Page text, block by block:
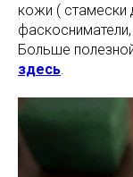
кожи ( стамески
Больше
здесь